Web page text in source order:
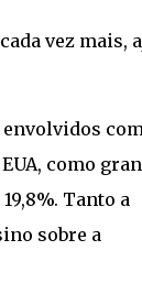
vez mais,
como
Tanto a
sobre a